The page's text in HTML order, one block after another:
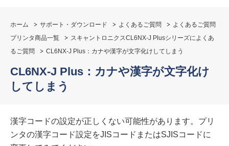
ホーム サポート・ダウンロード よくあるご質問
よくあるご質問
プリンタ商品一覧
スキャントロニクスCL6NX-J Plusシリーズによくあ
るご質問
CL6NX-J Plus：カナや漢字が文字化けしてしまう
CL6NX-J Plus：カナや漢字が文字化け
してしまう
漢字コードの設定が正しくない可能性があります。プリ
ンタの漢字コード設定をJISコードまたはSJISコードに